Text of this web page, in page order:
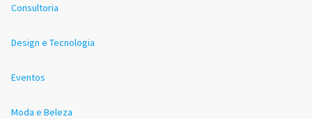
Consultoria
Design e Tecnologia
Eventos
Moda e Beleza